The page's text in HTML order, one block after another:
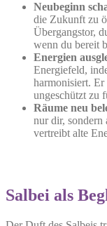
Neubeginn
die Zukunft zu
Übergangstor,
wenn du bereit
Energien
Energiefeld,
harmonisiert. Er
ungeschützt zu
Räume neu
nur dir, sondern
vertreibt alte
Salbei als